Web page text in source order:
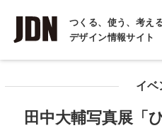
つくる、使う、考え
デザイン情報サイト
INTERVIEW
インタビュー
イベ
田中大輔写真展「